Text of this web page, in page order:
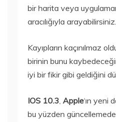
bir harita veya
aracılığıyla arayabilirsiniz.
Kayıpların kaçınılmaz
birinin bunu
iyi bir fikir gibi geldiğini
IOS 10.3, Apple‘ın yeni
bu yüzden